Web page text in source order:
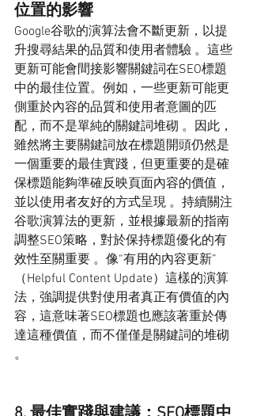
位置的影響
Google谷歌的演算法會不斷更新，以提
升搜尋結果的品質和使用者體驗 。這些
更新可能會間接影響關鍵詞在SEO標題
中的最佳位置。例如，一些更新可能更
側重於內容的品質和使用者意圖的匹
配，而不是單純的關鍵詞堆砌 。因此，
雖然將主要關鍵詞放在標題開頭仍然是
一個重要的最佳實踐，但更重要的是確
保標題能夠準確反映頁面內容的價值，
並以使用者友好的方式呈現 。持續關注
谷歌演算法的更新，並根據最新的指南
調整SEO策略，對於保持標題優化的有
效性至關重要 。像“有用的內容更新”
（Helpful Content Update）這樣的演算
法，強調提供對使用者真正有價值的內
容，這意味著SEO標題也應該著重於傳
達這種價值，而不僅僅是關鍵詞的堆砌
。